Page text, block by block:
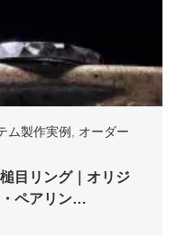
ム製作実例 , オーダー
目リング｜オリジ
ペアリン…